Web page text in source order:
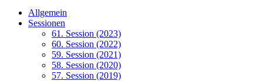
Allgemein
Sessionen
61. Session (2023)
60. Session (2022)
59. Session (2021)
58. Session (2020)
57. Session (2019)